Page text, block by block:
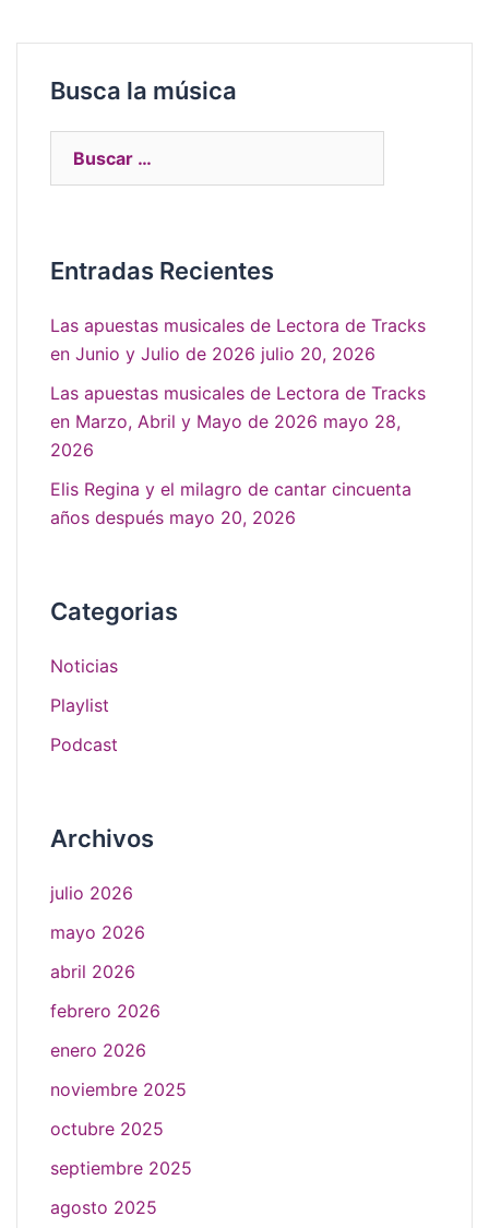
Busca la música
Entradas Recientes
Las apuestas musicales de Lectora de Tracks
en Junio y Julio de 2026 julio 20, 2026
Las apuestas musicales de Lectora de Tracks
en Marzo, Abril y Mayo de 2026 mayo 28,
2026
Elis Regina y el milagro de cantar cincuenta
años después mayo 20, 2026
Categorias
Noticias
Playlist
Podcast
Archivos
julio 2026
mayo 2026
abril 2026
febrero 2026
enero 2026
noviembre 2025
octubre 2025
septiembre 2025
agosto 2025